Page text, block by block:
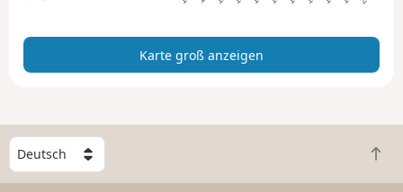
z
i
n
Karte groß anzeigen
W
h
Z
u